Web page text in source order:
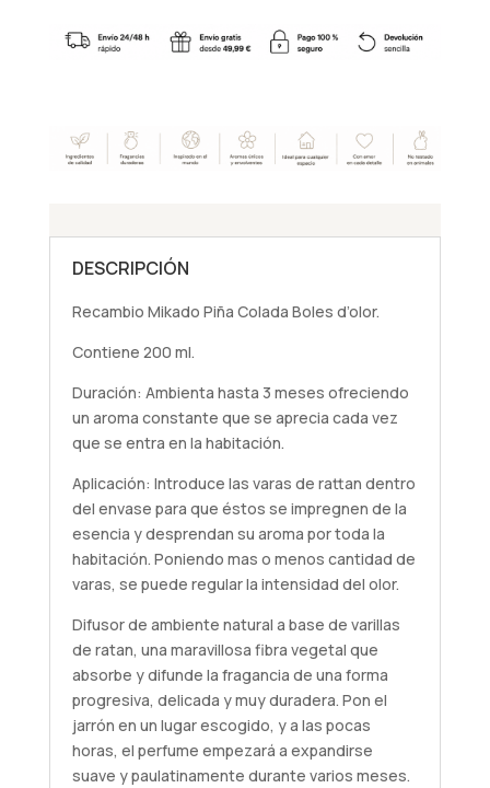
Ambients
DESCRIPCIÓN
Recambio Mikado Piña Colada Boles d’olor.
Contiene 200 ml.
Duración: Ambienta hasta 3 meses ofreciendo
un aroma constante que se aprecia cada vez
que se entra en la habitación.
Aplicación: Introduce las varas de rattan dentro
del envase para que éstos se impregnen de la
esencia y desprendan su aroma por toda la
habitación. Poniendo mas o menos cantidad de
varas, se puede regular la intensidad del olor.
Difusor de ambiente natural a base de varillas
de ratan, una maravillosa fibra vegetal que
absorbe y difunde la fragancia de una forma
progresiva, delicada y muy duradera. Pon el
jarrón en un lugar escogido, y a las pocas
horas, el perfume empezará a expandirse
suave y paulatinamente durante varios meses.